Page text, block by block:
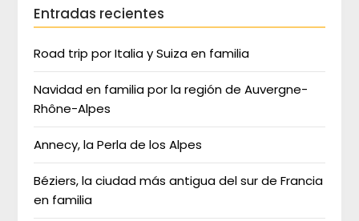
Entradas recientes
Road trip por Italia y Suiza en familia
Navidad en familia por la región de Auvergne-
Rhône-Alpes
Annecy, la Perla de los Alpes
Béziers, la ciudad más antigua del sur de Francia
en familia